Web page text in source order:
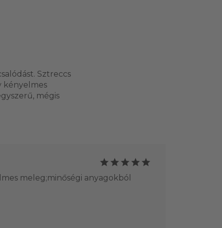
Sztreccs
kényelmes
mégis
meleg;minőségi anyagokból